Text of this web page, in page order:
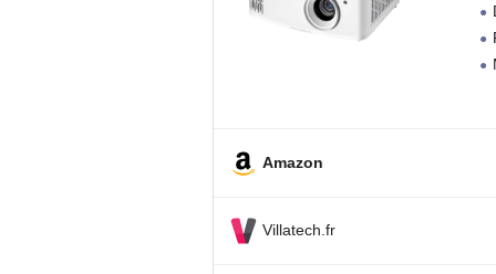
Amazon
Villatech.fr